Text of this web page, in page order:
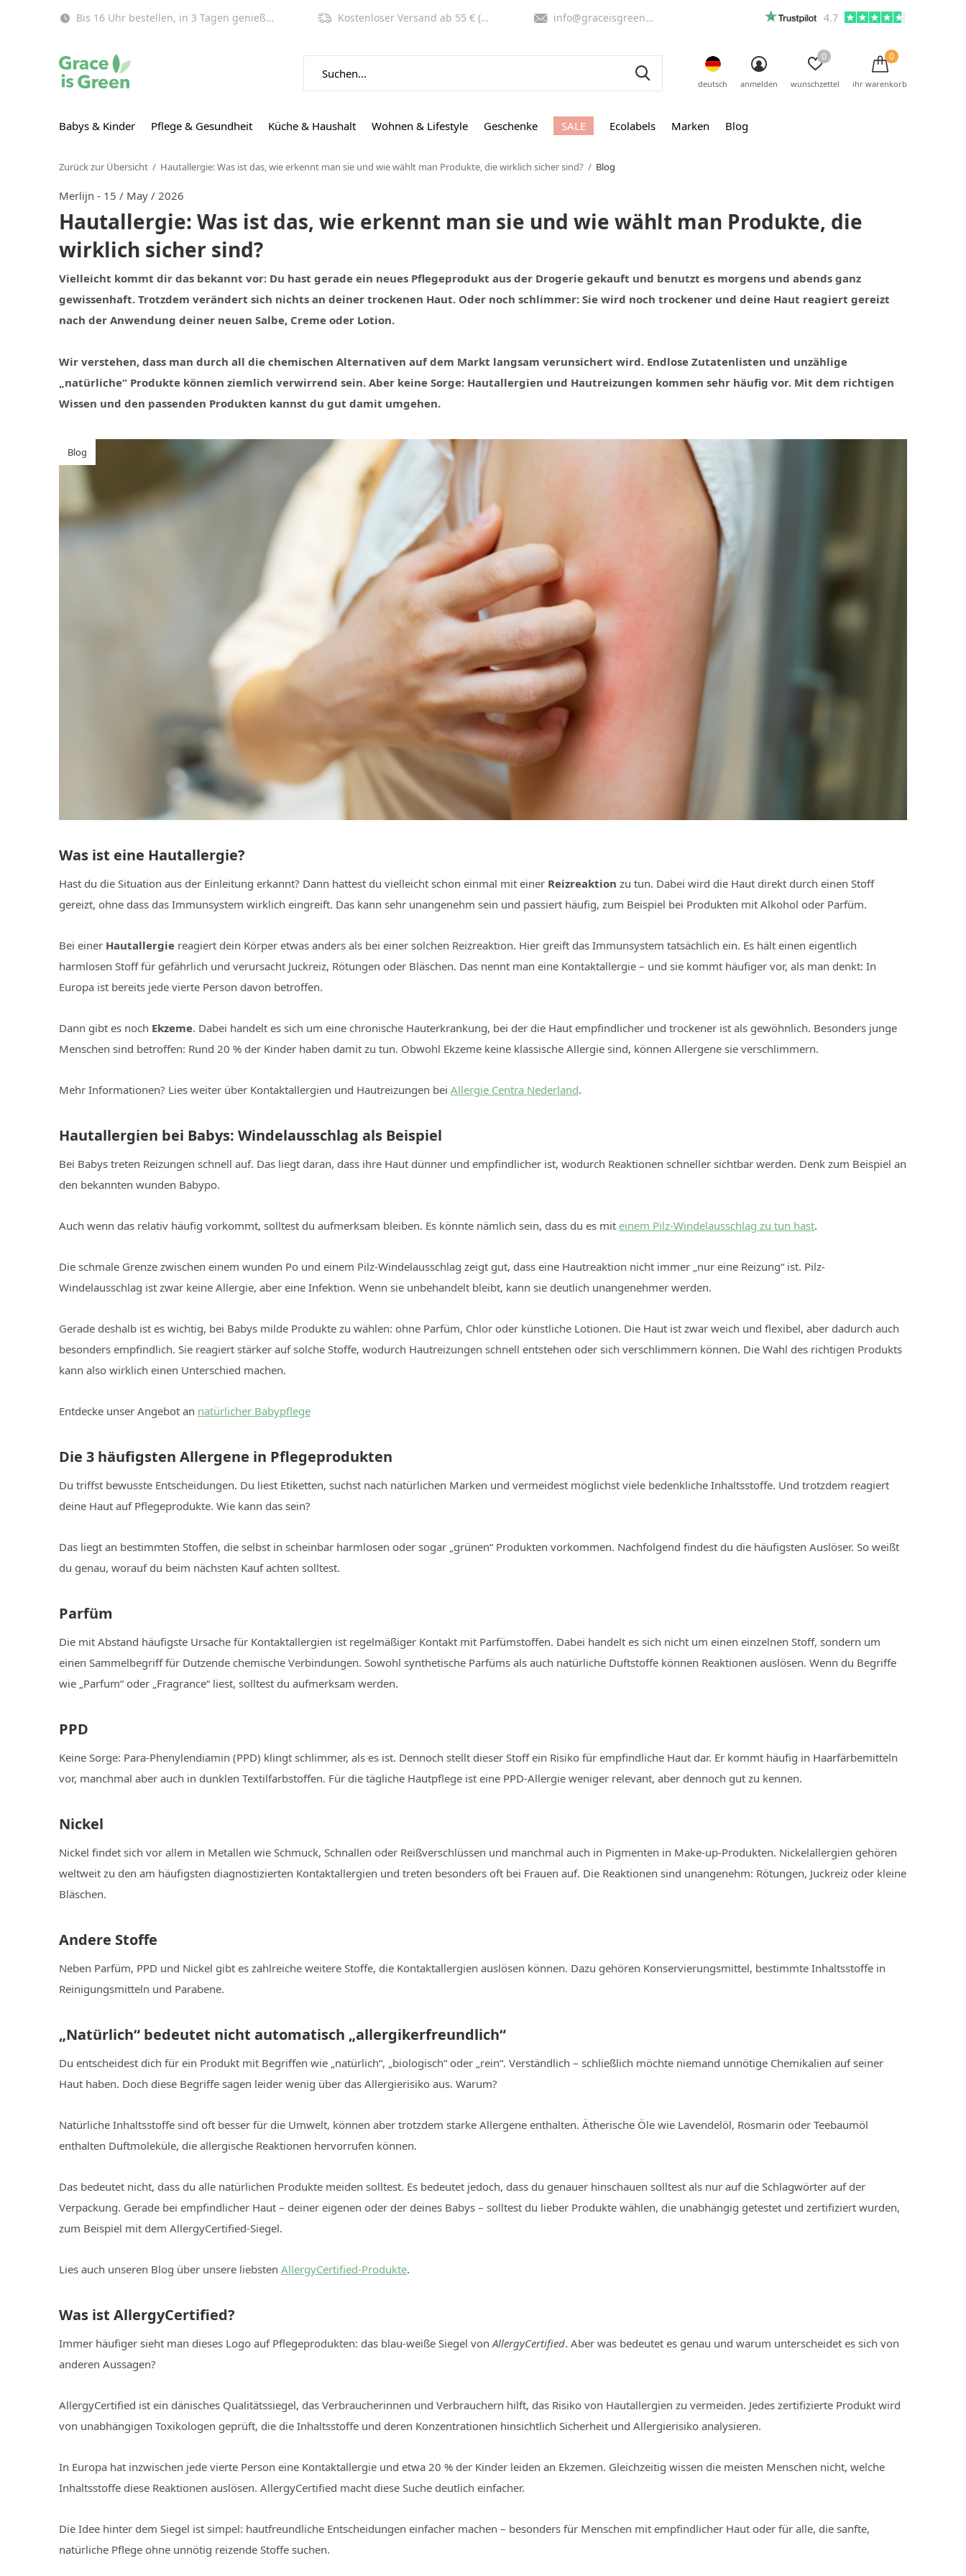
Babys & Kinder Pflege & Gesundheit Küche & Haushalt Wohnen & Lifestyle Geschenke SALE Ecolabels Marken Blog
deutsch anmelden wunschzettel
0
ihr warenkorb
0
Bis 16 Uhr bestellen, in 3 Tagen genießen (EU)! Kostenloser Versand ab 55 € (NL, BE) info@graceisgreen.com 4.7
Zurück zur Übersicht Hautallergie: Was ist das, wie erkennt man sie und wie wählt man Produkte, die wirklich sicher sind? Blog
Merlijn - 15 / May / 2026
Hautallergie: Was ist das, wie erkennt man sie und wie wählt man Produkte, die
wirklich sicher sind?
Vielleicht kommt dir das bekannt vor: Du hast gerade ein neues Pflegeprodukt aus der Drogerie gekauft und benutzt es morgens und abends ganz
gewissenhaft. Trotzdem verändert sich nichts an deiner trockenen Haut. Oder noch schlimmer: Sie wird noch trockener und deine Haut reagiert gereizt
nach der Anwendung deiner neuen Salbe, Creme oder Lotion.
Wir verstehen, dass man durch all die chemischen Alternativen auf dem Markt langsam verunsichert wird. Endlose Zutatenlisten und unzählige
„natürliche“ Produkte können ziemlich verwirrend sein. Aber keine Sorge: Hautallergien und Hautreizungen kommen sehr häufig vor. Mit dem richtigen
Wissen und den passenden Produkten kannst du gut damit umgehen.
Blog
Was ist eine Hautallergie?
Hast du die Situation aus der Einleitung erkannt? Dann hattest du vielleicht schon einmal mit einer Reizreaktion zu tun. Dabei wird die Haut direkt durch einen Stoff
gereizt, ohne dass das Immunsystem wirklich eingreift. Das kann sehr unangenehm sein und passiert häufig, zum Beispiel bei Produkten mit Alkohol oder Parfüm.
Bei einer Hautallergie reagiert dein Körper etwas anders als bei einer solchen Reizreaktion. Hier greift das Immunsystem tatsächlich ein. Es hält einen eigentlich
harmlosen Stoff für gefährlich und verursacht Juckreiz, Rötungen oder Bläschen. Das nennt man eine Kontaktallergie – und sie kommt häufiger vor, als man denkt: In
Europa ist bereits jede vierte Person davon betroffen.
Dann gibt es noch Ekzeme. Dabei handelt es sich um eine chronische Hauterkrankung, bei der die Haut empfindlicher und trockener ist als gewöhnlich. Besonders junge
Menschen sind betroffen: Rund 20 % der Kinder haben damit zu tun. Obwohl Ekzeme keine klassische Allergie sind, können Allergene sie verschlimmern.
Mehr Informationen? Lies weiter über Kontaktallergien und Hautreizungen bei Allergie Centra Nederland.
Hautallergien bei Babys: Windelausschlag als Beispiel
Bei Babys treten Reizungen schnell auf. Das liegt daran, dass ihre Haut dünner und empfindlicher ist, wodurch Reaktionen schneller sichtbar werden. Denk zum Beispiel an
den bekannten wunden Babypo.
Auch wenn das relativ häufig vorkommt, solltest du aufmerksam bleiben. Es könnte nämlich sein, dass du es mit einem Pilz-Windelausschlag zu tun hast.
Die schmale Grenze zwischen einem wunden Po und einem Pilz-Windelausschlag zeigt gut, dass eine Hautreaktion nicht immer „nur eine Reizung“ ist. Pilz-
Windelausschlag ist zwar keine Allergie, aber eine Infektion. Wenn sie unbehandelt bleibt, kann sie deutlich unangenehmer werden.
Gerade deshalb ist es wichtig, bei Babys milde Produkte zu wählen: ohne Parfüm, Chlor oder künstliche Lotionen. Die Haut ist zwar weich und flexibel, aber dadurch auch
besonders empfindlich. Sie reagiert stärker auf solche Stoffe, wodurch Hautreizungen schnell entstehen oder sich verschlimmern können. Die Wahl des richtigen Produkts
kann also wirklich einen Unterschied machen.
Entdecke unser Angebot an natürlicher Babypflege
Die 3 häufigsten Allergene in Pflegeprodukten
Du triffst bewusste Entscheidungen. Du liest Etiketten, suchst nach natürlichen Marken und vermeidest möglichst viele bedenkliche Inhaltsstoffe. Und trotzdem reagiert
deine Haut auf Pflegeprodukte. Wie kann das sein?
Das liegt an bestimmten Stoffen, die selbst in scheinbar harmlosen oder sogar „grünen“ Produkten vorkommen. Nachfolgend findest du die häufigsten Auslöser. So weißt
du genau, worauf du beim nächsten Kauf achten solltest.
Parfüm
Die mit Abstand häufigste Ursache für Kontaktallergien ist regelmäßiger Kontakt mit Parfümstoffen. Dabei handelt es sich nicht um einen einzelnen Stoff, sondern um
einen Sammelbegriff für Dutzende chemische Verbindungen. Sowohl synthetische Parfüms als auch natürliche Duftstoffe können Reaktionen auslösen. Wenn du Begriffe
wie „Parfum“ oder „Fragrance“ liest, solltest du aufmerksam werden.
PPD
Keine Sorge: Para-Phenylendiamin (PPD) klingt schlimmer, als es ist. Dennoch stellt dieser Stoff ein Risiko für empfindliche Haut dar. Er kommt häufig in Haarfärbemitteln
vor, manchmal aber auch in dunklen Textilfarbstoffen. Für die tägliche Hautpflege ist eine PPD-Allergie weniger relevant, aber dennoch gut zu kennen.
Nickel
Nickel findet sich vor allem in Metallen wie Schmuck, Schnallen oder Reißverschlüssen und manchmal auch in Pigmenten in Make-up-Produkten. Nickelallergien gehören
weltweit zu den am häufigsten diagnostizierten Kontaktallergien und treten besonders oft bei Frauen auf. Die Reaktionen sind unangenehm: Rötungen, Juckreiz oder kleine
Bläschen.
Andere Stoffe
Neben Parfüm, PPD und Nickel gibt es zahlreiche weitere Stoffe, die Kontaktallergien auslösen können. Dazu gehören Konservierungsmittel, bestimmte Inhaltsstoffe in
Reinigungsmitteln und Parabene.
„Natürlich“ bedeutet nicht automatisch „allergikerfreundlich“
Du entscheidest dich für ein Produkt mit Begriffen wie „natürlich“, „biologisch“ oder „rein“. Verständlich – schließlich möchte niemand unnötige Chemikalien auf seiner
Haut haben. Doch diese Begriffe sagen leider wenig über das Allergierisiko aus. Warum?
Natürliche Inhaltsstoffe sind oft besser für die Umwelt, können aber trotzdem starke Allergene enthalten. Ätherische Öle wie Lavendelöl, Rosmarin oder Teebaumöl
enthalten Duftmoleküle, die allergische Reaktionen hervorrufen können.
Das bedeutet nicht, dass du alle natürlichen Produkte meiden solltest. Es bedeutet jedoch, dass du genauer hinschauen solltest als nur auf die Schlagwörter auf der
Verpackung. Gerade bei empfindlicher Haut – deiner eigenen oder der deines Babys – solltest du lieber Produkte wählen, die unabhängig getestet und zertifiziert wurden,
zum Beispiel mit dem AllergyCertified-Siegel.
Lies auch unseren Blog über unsere liebsten AllergyCertified-Produkte.
Was ist AllergyCertified?
Immer häufiger sieht man dieses Logo auf Pflegeprodukten: das blau-weiße Siegel vonAllergyCertified. Aber was bedeutet es genau und warum unterscheidet es sich von
anderen Aussagen?
AllergyCertified ist ein dänisches Qualitätssiegel, das Verbraucherinnen und Verbrauchern hilft, das Risiko von Hautallergien zu vermeiden. Jedes zertifizierte Produkt wird
von unabhängigen Toxikologen geprüft, die die Inhaltsstoffe und deren Konzentrationen hinsichtlich Sicherheit und Allergierisiko analysieren.
In Europa hat inzwischen jede vierte Person eine Kontaktallergie und etwa 20 % der Kinder leiden an Ekzemen. Gleichzeitig wissen die meisten Menschen nicht, welche
Inhaltsstoffe diese Reaktionen auslösen. AllergyCertified macht diese Suche deutlich einfacher.
Die Idee hinter dem Siegel ist simpel: hautfreundliche Entscheidungen einfacher machen – besonders für Menschen mit empfindlicher Haut oder für alle, die sanfte,
natürliche Pflege ohne unnötig reizende Stoffe suchen.